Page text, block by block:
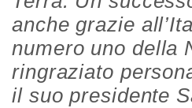
anche grazie
numero uno della
ringraziato
il suo presidente